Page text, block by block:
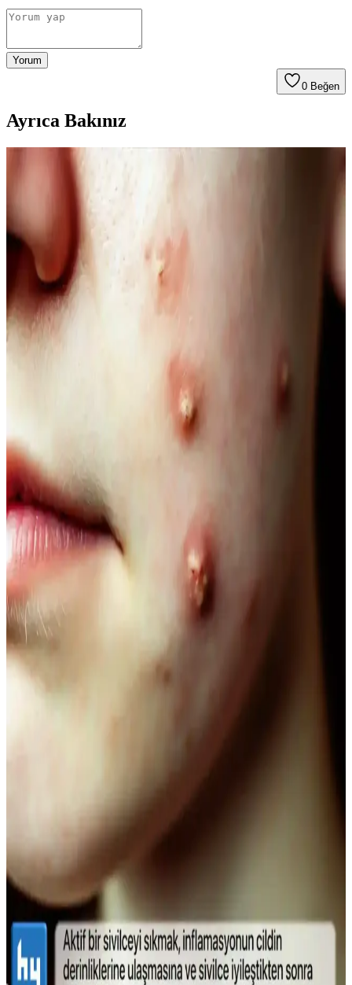
Yorum
0 Beğen
Ayrıca Bakınız
Kahve Siyah ve Yarı Kalıcı Saç Renkleri: Doğal ve
Güncel Bir Tercih Rehberi
Kahve siyah ve yarı kalıcı saç renkleri, doğal görünüm ve bakım
kolaylığı sunar. Bu rehberde renk özellikleri, uygulama ve bakım
ipuçlarıyla saçınıza şıklık katın.
Doğal Denge ve Güzellik Arasındaki Bağlantı:
Güncel Trendler ve Doğal Bakım Yöntemleri
Doğal dengeyi koruma ve güzelliği destekleme yöntemleri, organik
ürünler ve yaşam tarzı alışkanlıklarıyla sağlanıyor. Güncel trendler
ve bilimsel araştırmalar, doğallığın güzellikteki önemini vurguluyor.
Doğal İçerikli Duş Jeli Seçenekleri: Le Petit
Marseillais ve Palmolive Naturals Ürünleri
Her iki markanın doğal içerikli duş jeli ürünleri, cilt sağlığı ve
ferahlık sunar. Le Petit Marseillais’in doğadan ilham alan formülleri
ve Palmolive Naturals’in hafif yapısı, çeşitli boyut ve fiyat
seçenekleriyle bakımda tercih edilir.
Vegan Göz Altı Bakım Kremleri: Doğal ve
Hayvansal İçeriksiz Çözüm Önerileri
Vegan göz altı kremleri, doğal içeriklerle formüle edilerek cilt
sağlığını destekler, çevresel sorumluluğu gözetir ve hassas göz
çevresine uygun bakım sağlar.
Doğal Ağız Bakım Macunları: Bitkisel İçeriklerle
Sağlıklı Diş ve Diş Eti Bakımı
Doğal ağız bakım macunları, bitkisel özler ve antiseptik maddelerle
diş ve diş eti sağlığını koruyan güvenli alternatifler sunar, kimyasal
Lykd Makyaj Sabitleyici Sprey: Gün Boyu Tazelik
ve Doğal Görünüm Sağlayan Hafif Formül
Lykd makyaj sabitleyici spreyi, hafif yapısı ve yüksek
performansıyla makyajın gün boyunca taze ve doğal kalmasını
Sivilce Tedavi Yöntemleri: Doğal ve Medikal
Yaklaşımlarla Cilt Bakımı